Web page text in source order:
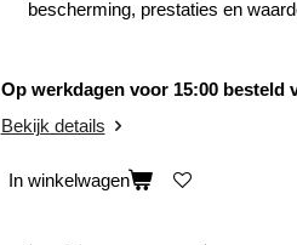
bescherming, prestaties en
Op werkdagen voor 15:00 besteld
Bekijk details
In winkelwagen